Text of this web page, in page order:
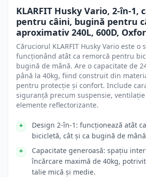
KLARFIT Husky Vario, 2-în-1,
pentru câini, bugină pentru
aproximativ 240L, 600D,
Căruciorul KLARFIT Husky Vario este o
funcționând atât ca remorcă pentru
bugină de mână. Are o capacitate de
până la 40kg, fiind construit din
pentru protecție și confort. Include
siguranță precum suspensie,
elemente reflectorizante.
Design 2-în-1: funcționează atât
bicicletă, cât și ca bugină de
Capacitate generoasă: spațiu
încărcare maximă de 40kg,
talie mică și medie.